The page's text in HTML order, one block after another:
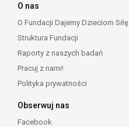
O nas
O Fundacji Dajemy Dzieciom Siłę
Struktura Fundacji
Raporty z naszych badań
Pracuj z nami!
Polityka prywatności
Obserwuj nas
Facebook